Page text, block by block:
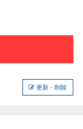
更新・削除